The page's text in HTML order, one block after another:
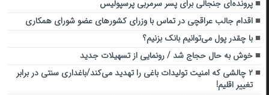
پرونده‌ای جنجالی برای پسر سرمربی پرسپولیس
اقدام جالب عراقچی در تماس با وزرای کشورهای عضو شورای همکاری
با چقدر پول می‌توانیم بانک بزنیم؟
خوش به حال حجاج شد / رونمایی از تسهیلات جدید
۲ چالشی که امنیت تولیدات باغی را تهدید می‌کند/باغداری سنتی در برابر
تغییر اقلیم!